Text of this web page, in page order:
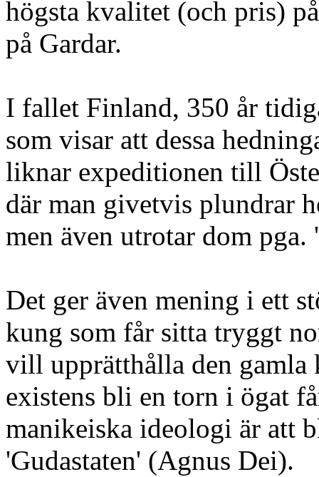
högsta kvalitet (och pris)
på Gardar.
I fallet Finland, 350 år
som visar att dessa
liknar expeditionen till
där man givetvis plundrar
men även utrotar dom pga.
Det ger även mening i ett
kung som får sitta tryggt
vill upprätthålla den
existens bli en torn i ögat
manikeiska ideologi är att
'Gudastaten' (Agnus Dei).